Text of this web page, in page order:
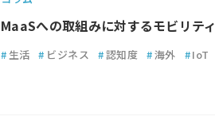
MaaSへの取組みに対するモビリテ
# 生活 # ビジネス #認知度 #海外 #IoT